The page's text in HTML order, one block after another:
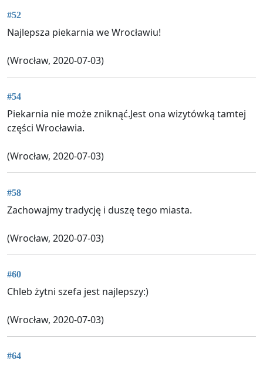
#52
Najlepsza piekarnia we Wrocławiu!
(Wrocław, 2020-07-03)
#54
Piekarnia nie może zniknąć.Jest ona wizytówką tamtej
części Wrocławia.
(Wrocław, 2020-07-03)
#58
Zachowajmy tradycję i duszę tego miasta.
(Wrocław, 2020-07-03)
#60
Chleb żytni szefa jest najlepszy:)
(Wrocław, 2020-07-03)
#64